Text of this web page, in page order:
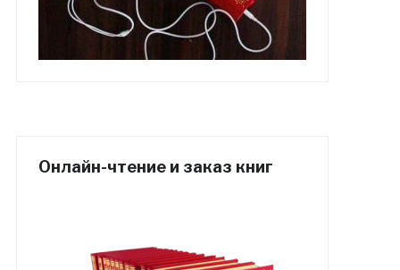
Онлайн-чтение и заказ книг